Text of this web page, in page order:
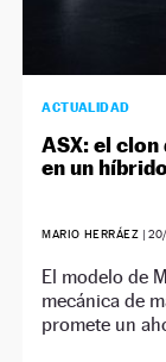
ACTUALIDAD
ASX: el
en un
MARIO HERRÁEZ |
El modelo de
mecánica de
promete un